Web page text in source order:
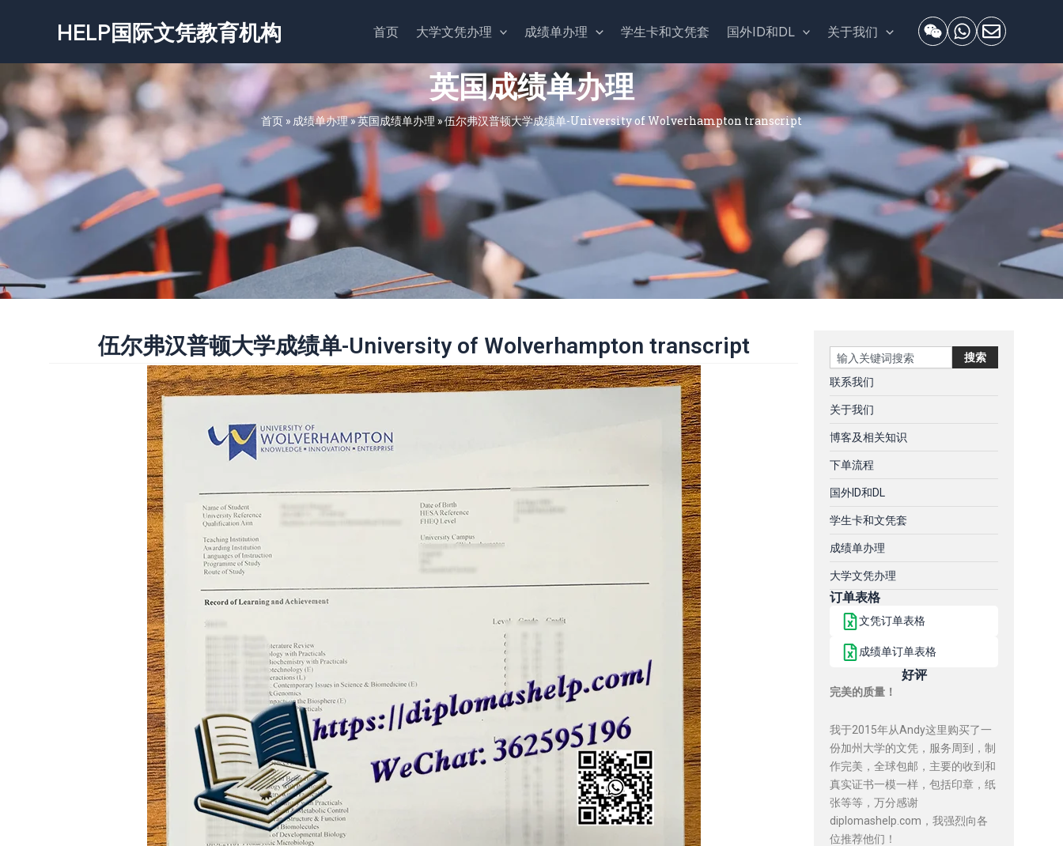
容
HELP国际文凭教育机构 首页 大学文凭办理 成绩单办理 学生卡和文凭套 国外ID和DL 关于我们
英国成绩单办理
首页 » 成绩单办理»英国成绩单办理»伍尔弗汉普顿大学成绩单-University of Wolverhampton transcript
伍尔弗汉普顿大学成绩单-University of Wolverhampton transcript Search 搜索
联系我们
关于我们
博客及相关知识
下单流程
国外ID和DL
学生卡和文凭套
成绩单办理
大学文凭办理
订单表格
文凭订单表格
成绩单订单表格
好评
完美的质量！
我于2015年从Andy这里购买了一
份加州大学的文凭，服务周到，制
作完美，全球包邮，主要的收到和
真实证书一模一样，包括印章，纸
张等等，万分感谢
diplomashelp.com，我强烈向各
位推荐他们！